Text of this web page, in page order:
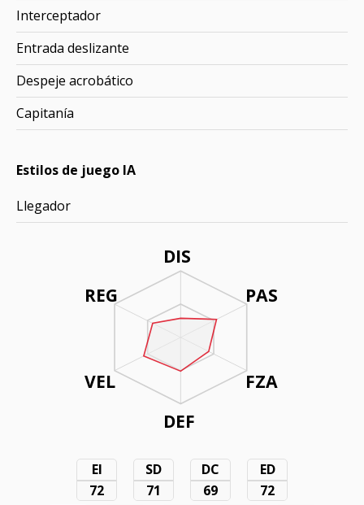
DIS
PAS
FZA
DEF
REG
VEL
EI
72
SD
71
DC
69
ED
72
Interceptador
Entrada deslizante
Despeje acrobático
Capitanía
Estilos de juego IA
Llegador